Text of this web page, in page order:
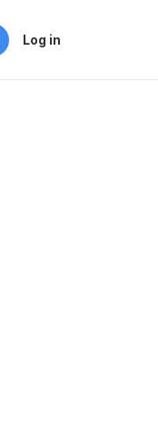
Log in